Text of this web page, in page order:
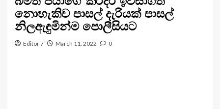
නොහැකිව පාසල් දැරියක් පාසල්
නිලඇඳුමින්ම පොලීසියට
Editor 7 March 11, 2022 0